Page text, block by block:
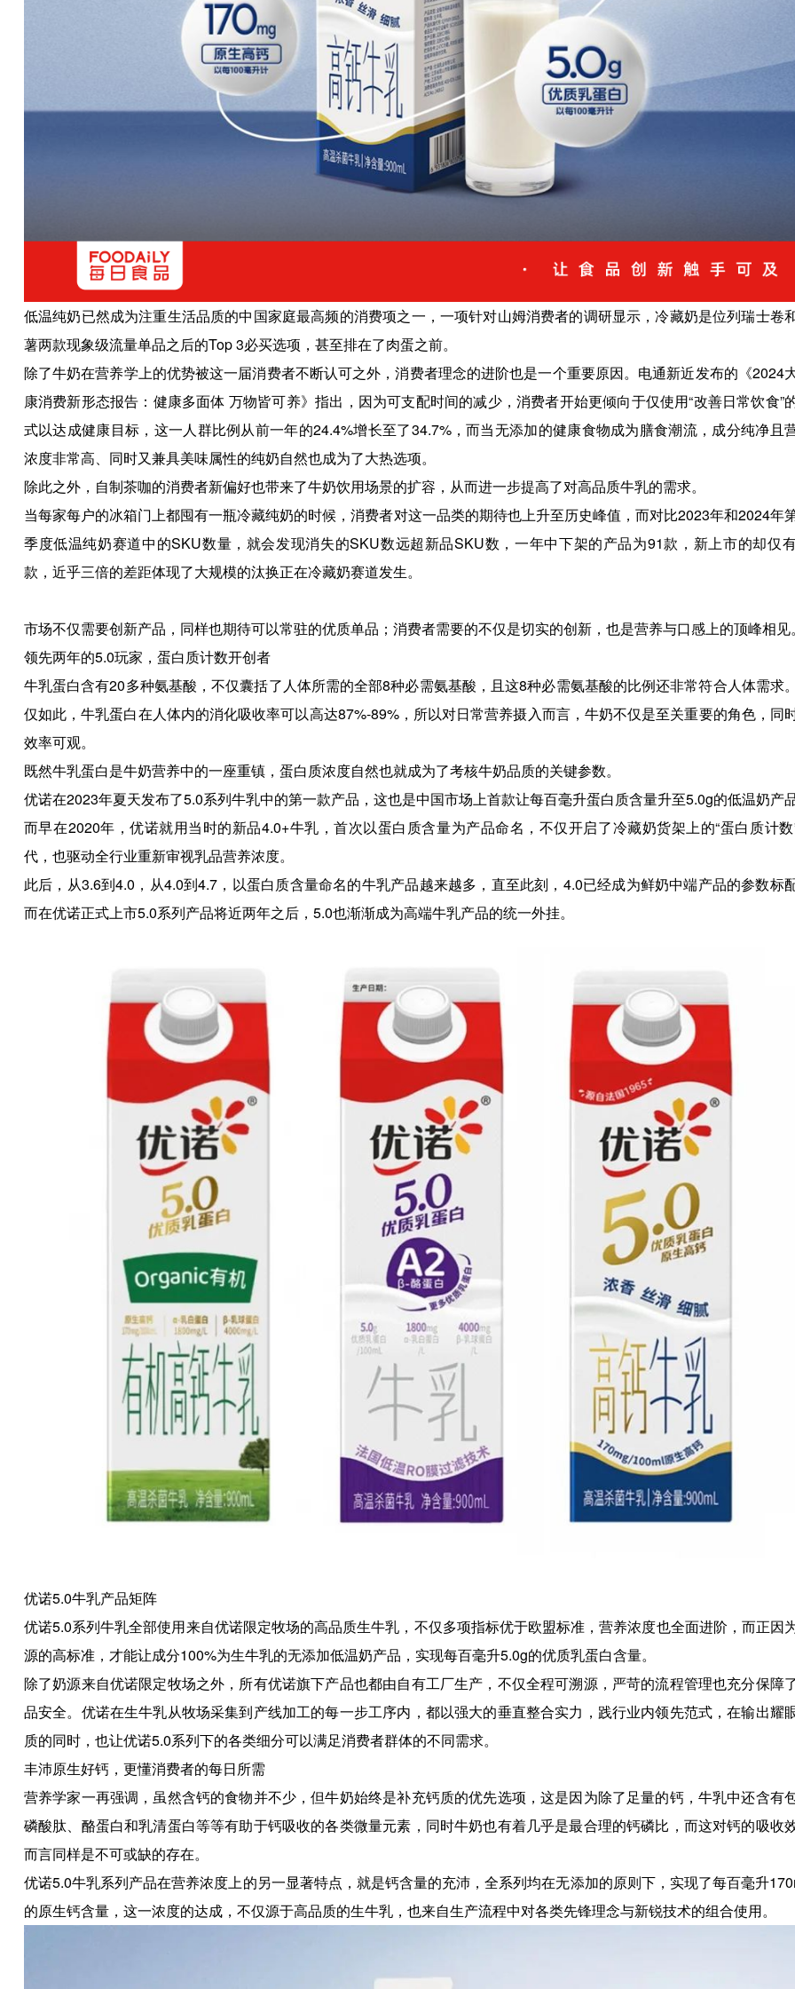
低温纯奶已然成为注重生活品质的中国家庭最高频的消费项之一，一项针对山姆消费者的调研显示，冷藏奶是位列瑞士卷
薯两款现象级流量单品之后的Top 3必买选项，甚至排在了肉蛋之前。
除了牛奶在营养学上的优势被这一届消费者不断认可之外，消费者理念的进阶也是一个重要原因。电通新近发布的《2024
康消费新形态报告：健康多面体 万物皆可养》指出，因为可支配时间的减少，消费者开始更倾向于仅使用“改善日常饮食”
式以达成健康目标，这一人群比例从前一年的24.4%增长至了34.7%，而当无添加的健康食物成为膳食潮流，成分纯净且
浓度非常高、同时又兼具美味属性的纯奶自然也成为了大热选项。
除此之外，自制茶咖的消费者新偏好也带来了牛奶饮用场景的扩容，从而进一步提高了对高品质牛乳的需求。
当每家每户的冰箱门上都囤有一瓶冷藏纯奶的时候，消费者对这一品类的期待也上升至历史峰值，而对比2023年和2024年
季度低温纯奶赛道中的SKU数量，就会发现消失的SKU数远超新品SKU数，一年中下架的产品为91款，新上市的却仅
款，近乎三倍的差距体现了大规模的汰换正在冷藏奶赛道发生。
市场不仅需要创新产品，同样也期待可以常驻的优质单品；消费者需要的不仅是切实的创新，也是营养与口感上的顶峰相见。
领先两年的5.0玩家，蛋白质计数开创者
牛乳蛋白含有20多种氨基酸，不仅囊括了人体所需的全部8种必需氨基酸，且这8种必需氨基酸的比例还非常符合人体需求
仅如此，牛乳蛋白在人体内的消化吸收率可以高达87%-89%，所以对日常营养摄入而言，牛奶不仅是至关重要的角色，同
效率可观。
既然牛乳蛋白是牛奶营养中的一座重镇，蛋白质浓度自然也就成为了考核牛奶品质的关键参数。
优诺在2023年夏天发布了5.0系列牛乳中的第一款产品，这也是中国市场上首款让每百毫升蛋白质含量升至5.0g的低温奶产品
而早在2020年，优诺就用当时的新品4.0+牛乳，首次以蛋白质含量为产品命名，不仅开启了冷藏奶货架上的“蛋白质计数
代，也驱动全行业重新审视乳品营养浓度。
此后，从3.6到4.0，从4.0到4.7，以蛋白质含量命名的牛乳产品越来越多，直至此刻，4.0已经成为鲜奶中端产品的参数标
而在优诺正式上市5.0系列产品将近两年之后，5.0也渐渐成为高端牛乳产品的统一外挂。
优诺5.0牛乳产品矩阵
优诺5.0系列牛乳全部使用来自优诺限定牧场的高品质生牛乳，不仅多项指标优于欧盟标准，营养浓度也全面进阶，而正因
源的高标准，才能让成分100%为生牛乳的无添加低温奶产品，实现每百毫升5.0g的优质乳蛋白含量。
除了奶源来自优诺限定牧场之外，所有优诺旗下产品也都由自有工厂生产，不仅全程可溯源，严苛的流程管理也充分保障
品安全。优诺在生牛乳从牧场采集到产线加工的每一步工序内，都以强大的垂直整合实力，践行业内领先范式，在输出耀
质的同时，也让优诺5.0系列下的各类细分可以满足消费者群体的不同需求。
丰沛原生好钙，更懂消费者的每日所需
营养学家一再强调，虽然含钙的食物并不少，但牛奶始终是补充钙质的优先选项，这是因为除了足量的钙，牛乳中还含有
磷酸肽、酪蛋白和乳清蛋白等等有助于钙吸收的各类微量元素，同时牛奶也有着几乎是最合理的钙磷比，而这对钙的吸收
而言同样是不可或缺的存在。
优诺5.0牛乳系列产品在营养浓度上的另一显著特点，就是钙含量的充沛，全系列均在无添加的原则下，实现了每百毫升
的原生钙含量，这一浓度的达成，不仅源于高品质的生牛乳，也来自生产流程中对各类先锋理念与新锐技术的组合使用。